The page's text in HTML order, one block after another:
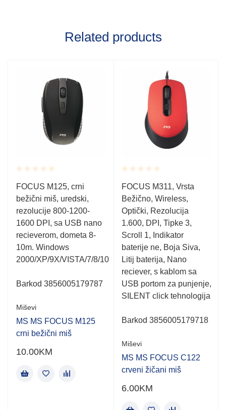
Related products
Rated
0.001
out
5
FOCUS M125, crni
bežični miš, uredski,
rezolucije 800-1200-
1600 DPI, sa USB nano
recieverom, dometa 8-
10m. Windows
2000/XP/9X/VISTA/7/8/10
Barkod 3856005179787
Miševi
MS MS FOCUS M125
crni bežični miš
10.00KM
Rated
0.001
out
of
5
FOCUS M311, Vrsta
Bežično, Wireless,
Optički, Rezolucija
1.600, DPI, Tipke 3,
Scroll 1, Indikator
baterije ne, Boja Siva,
Litij baterija, Nano
reciever, s kablom sa
USB portom za punjenje,
SILENT click tehnologija
Barkod 3856005179718
Miševi
MS MS FOCUS C122
crveni žičani miš
6.00KM